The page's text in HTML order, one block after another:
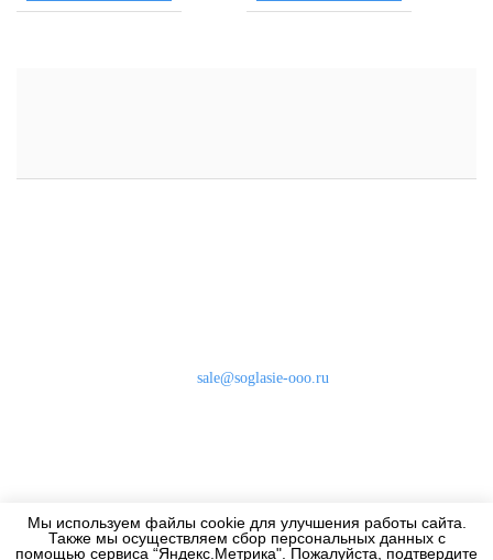
Мы используем файлы cookie для улучшения работы сайта.
Также мы осуществляем сбор персональных данных с
помощью сервиса “Яндекс.Метрика". Пожалуйста, подтвердите
sale@soglasie-ooo.ru
Дизайнерам